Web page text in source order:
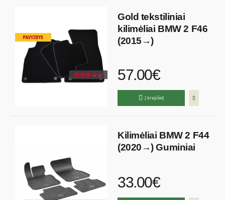
Gold tekstiliniai
kilimėliai BMW 2 F46
(2015→)
57.00€
Į krepšelį
Kilimėliai BMW 2 F44
(2020→) Guminiai
33.00€